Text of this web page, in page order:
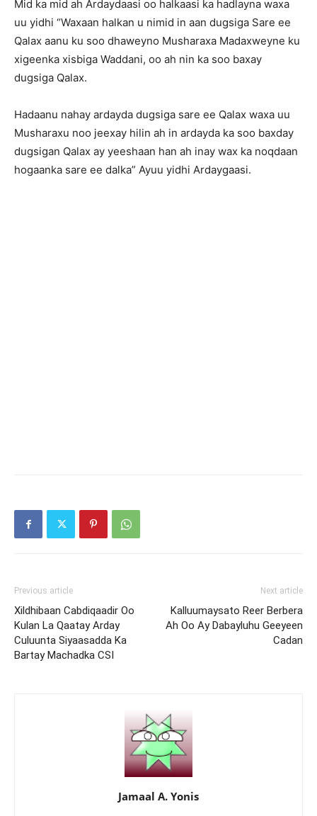
Mid ka mid ah Ardaydaasi oo halkaasi ka hadlayna waxa
uu yidhi “Waxaan halkan u nimid in aan dugsiga Sare ee
Qalax aanu ku soo dhaweyno Musharaxa Madaxweyne ku
xigeenka xisbiga Waddani, oo ah nin ka soo baxay
dugsiga Qalax.
Hadaanu nahay ardayda dugsiga sare ee Qalax waxa uu
Musharaxu noo jeexay hilin ah in ardayda ka soo baxday
dugsigan Qalax ay yeeshaan han ah inay wax ka noqdaan
hogaanka sare ee dalka” Ayuu yidhi Ardaygaasi.
Previous article
Xildhibaan Cabdiqaadir Oo
Kulan La Qaatay Arday
Culuunta Siyaasadda Ka
Bartay Machadka CSI
Next article
Kalluumaysato Reer Berbera
Ah Oo Ay Dabayluhu Geeyeen
Cadan
Jamaal A. Yonis